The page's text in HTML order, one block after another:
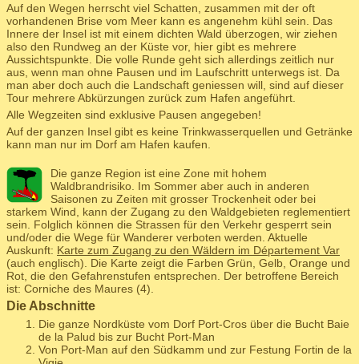
Auf den Wegen herrscht viel Schatten, zusammen mit der oft
vorhandenen Brise vom Meer kann es angenehm kühl sein. Das
Innere der Insel ist mit einem dichten Wald überzogen, wir ziehen
also den Rundweg an der Küste vor, hier gibt es mehrere
Aussichtspunkte. Die volle Runde geht sich allerdings zeitlich nur
aus, wenn man ohne Pausen und im Laufschritt unterwegs ist. Da
man aber doch auch die Landschaft geniessen will, sind auf dieser
Tour mehrere Abkürzungen zurück zum Hafen angeführt.
Alle Wegzeiten sind exklusive Pausen angegeben!
Auf der ganzen Insel gibt es keine Trinkwasserquellen und Getränke
kann man nur im Dorf am Hafen kaufen.
Die ganze Region ist eine Zone mit hohem
Waldbrandrisiko. Im Sommer aber auch in anderen
Saisonen zu Zeiten mit grosser Trockenheit oder bei
starkem Wind, kann der Zugang zu den Waldgebieten reglementiert
sein. Folglich können die Strassen für den Verkehr gesperrt sein
und/oder die Wege für Wanderer verboten werden. Aktuelle
Auskunft: Karte zum Zugang zu den Wäldern im Département Var
(auch englisch). Die Karte zeigt die Farben Grün, Gelb, Orange und
Rot, die den Gefahrenstufen entsprechen. Der betroffene Bereich
ist: Corniche des Maures (4).
Die Abschnitte
Die ganze Nordküste vom Dorf Port-Cros über die Bucht Baie
de la Palud bis zur Bucht Port-Man
Von Port-Man auf den Südkamm und zur Festung Fortin de la